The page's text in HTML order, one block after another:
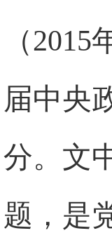
（
届中央
分。文
题，是